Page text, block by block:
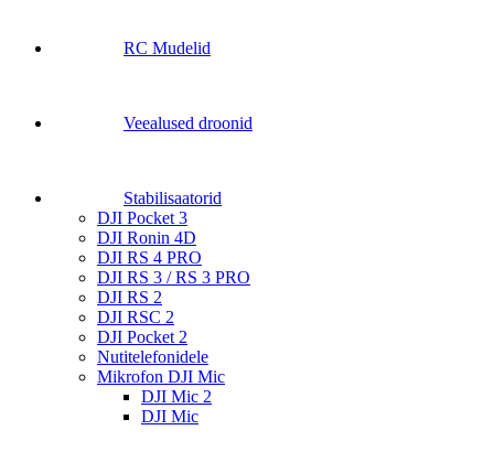
RC Mudelid
Veealused droonid
Stabilisaatorid
DJI Pocket 3
DJI Ronin 4D
DJI RS 4 PRO
DJI RS 3 / RS 3 PRO
DJI RS 2
DJI RSC 2
DJI Pocket 2
Nutitelefonidele
Mikrofon DJI Mic
DJI Mic 2
DJI Mic